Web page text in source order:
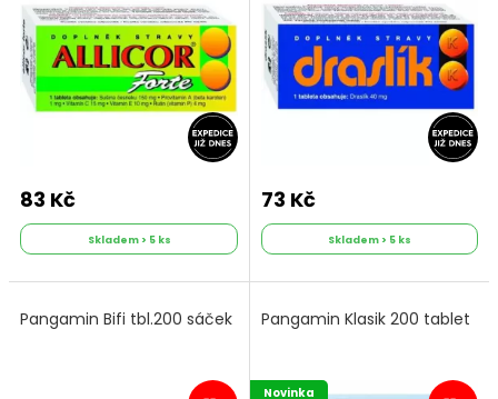
83 Kč
Skladem > 5 ks
73 Kč
Skladem > 5 ks
Pangamin Bifi tbl.200 sáček Pangamin Klasik 200 tablet
Novinka